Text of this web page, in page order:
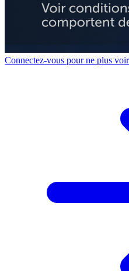
Connectez-vous pour ne plus